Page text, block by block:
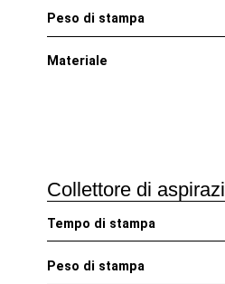
Peso di stampa
Materiale
Collettore di
Tempo di stampa
Peso di stampa